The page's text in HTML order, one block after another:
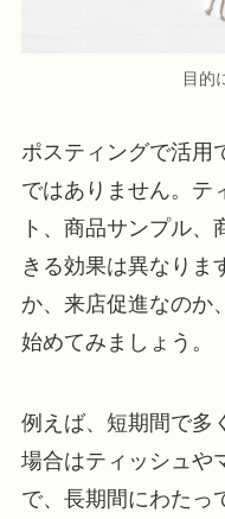
目的
ポスティングで活用
ではありません。テ
ト、商品サンプル
きる効果は異なりま
か、来店促進なのか
始めてみましょう。
例えば、短期間で多
場合はティッシュや
で、長期間にわたっ